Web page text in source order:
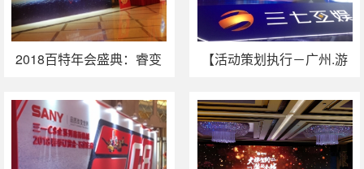
2018百特年会盛典：睿变
【活动策划执行－广州.游
七互娱新春盛典